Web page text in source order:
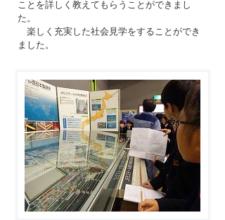
ことを詳しく教えてもらうことができまし
た。
楽しく充実した社会見学をすることができ
ました。